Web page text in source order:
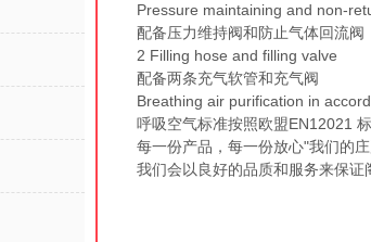
Pressure maintaining and non-
配备压力维持阀和防止气体回流阀
2 Filling hose and filling valve
配备两条充气软管和充气阀
Breathing air purification in
呼吸空气标准按照欧盟EN12021
每一份产品，每一份放心"我们的
我们会以良好的品质和服务来保